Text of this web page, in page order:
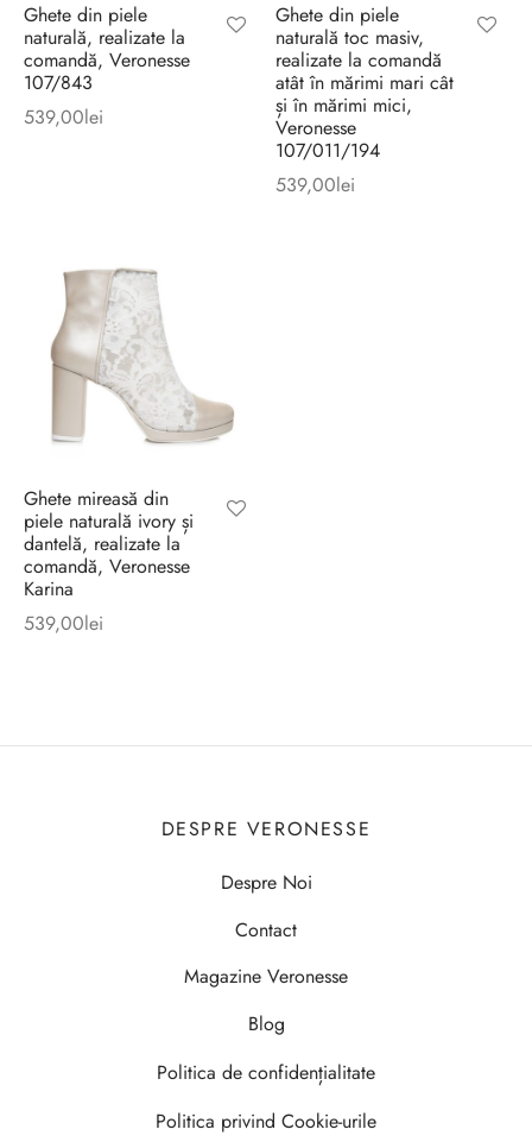
Ghete din piele
naturală, realizate la
comandă, Veronesse
107/843
539,00lei
Ghete din piele
naturală toc masiv,
realizate la comandă
atât în mărimi mari cât
și în mărimi mici,
Veronesse
107/011/194
539,00lei
Ghete mireasă din
piele naturală ivory și
dantelă, realizate la
comandă, Veronesse
Karina
539,00lei
DESPRE VERONESSE
Despre Noi
Contact
Magazine Veronesse
Blog
Politica de confidențialitate
Politica privind Cookie-urile